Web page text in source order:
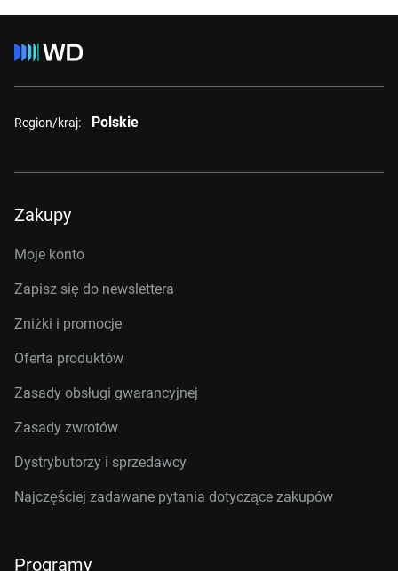
Region/kraj: Polskie
Zakupy
Moje konto
Zapisz się do newslettera
Zniżki i promocje
Oferta produktów
Zasady obsługi gwarancyjnej
Zasady zwrotów
Dystrybutorzy i sprzedawcy
Najczęściej zadawane pytania dotyczące zakupów
Programy